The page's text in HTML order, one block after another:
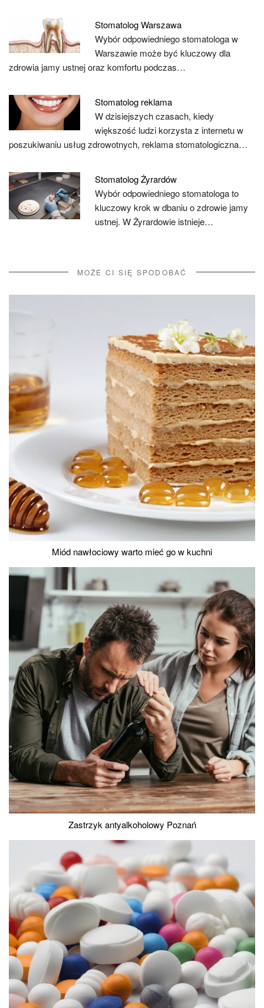
Stomatolog Warszawa
Wybór odpowiedniego stomatologa w
Warszawie może być kluczowy dla
zdrowia jamy ustnej oraz komfortu podczas…
Stomatolog reklama
W dzisiejszych czasach, kiedy
większość ludzi korzysta z internetu w
poszukiwaniu usług zdrowotnych, reklama stomatologiczna…
Stomatolog Żyrardów
Wybór odpowiedniego stomatologa to
kluczowy krok w dbaniu o zdrowie jamy
ustnej. W Żyrardowie istnieje…
MOŻE CI SIĘ SPODOBAĆ
Miód nawłociowy warto mieć go w kuchni
Zastrzyk antyalkoholowy Poznań